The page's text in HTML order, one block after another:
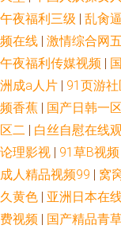
午夜福利三级 | 乱肏
频在线 | 激情综合网
午夜福利传媒视频 |
洲成a人片 | 91页游社
频香蕉 | 国产日韩一
区二 | 白丝自慰在线
论理影视 | 91草B视频
成人精品视频99 | 窝
久黄色 | 亚洲日本在
费视频 | 国产精品青